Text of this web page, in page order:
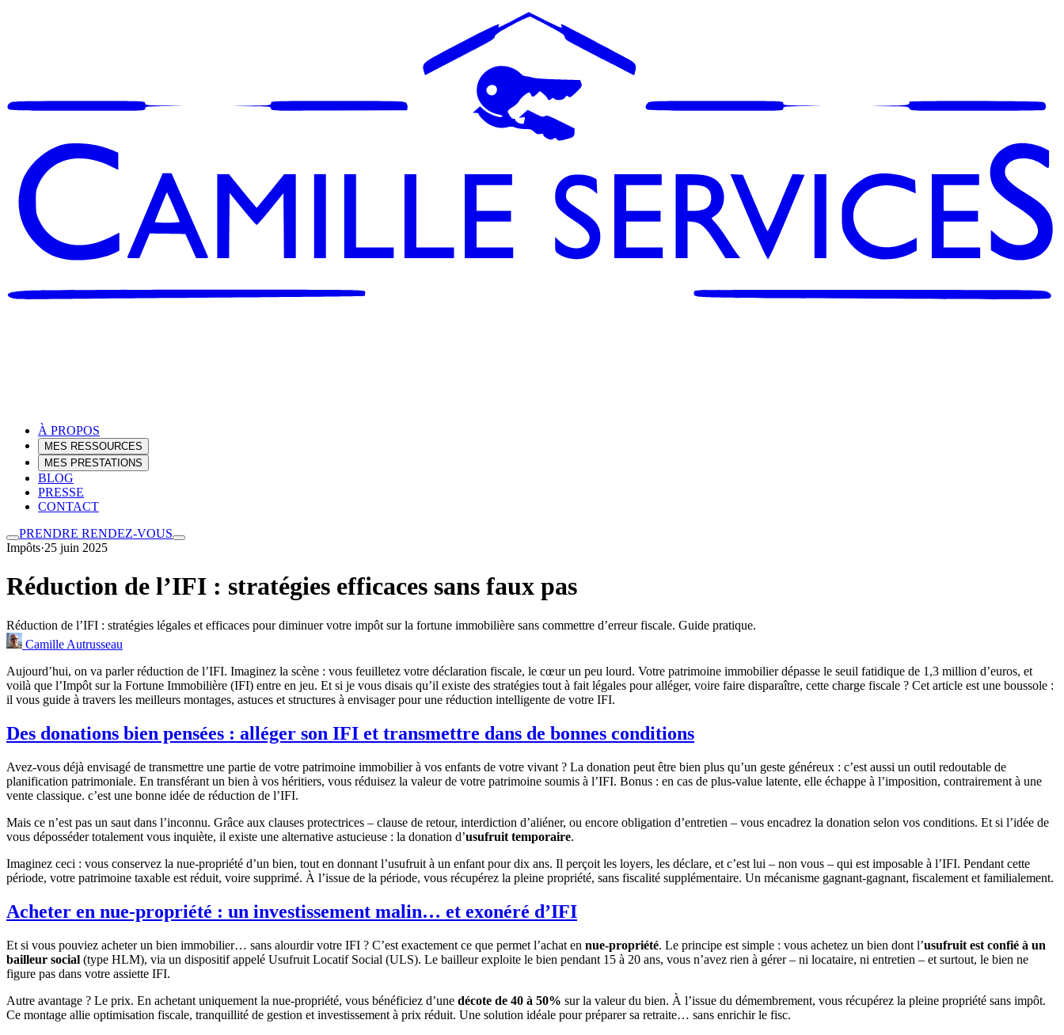
À PROPOS
MES RESSOURCES
MES PRESTATIONS
BLOG
PRESSE
CONTACT
PRENDRE RENDEZ-VOUS
Impôts·25 juin 2025
Réduction de l’IFI : stratégies efficaces sans faux pas
Réduction de l’IFI : stratégies légales et efficaces pour diminuer votre impôt sur la fortune immobilière sans commettre d’erreur fiscale. Guide pratique.
Camille Autrusseau
Aujourd’hui, on va parler réduction de l’IFI. Imaginez la scène : vous feuilletez votre déclaration fiscale, le cœur un peu lourd. Votre patrimoine immobilier dépasse le seuil fatidique de 1,3 million d’euros, et
voilà que l’Impôt sur la Fortune Immobilière (IFI) entre en jeu. Et si je vous disais qu’il existe des stratégies tout à fait légales pour alléger, voire faire disparaître, cette charge fiscale ? Cet article est une boussole :
il vous guide à travers les meilleurs montages, astuces et structures à envisager pour une réduction intelligente de votre IFI.
Des donations bien pensées : alléger son IFI et transmettre dans de bonnes conditions
Avez-vous déjà envisagé de transmettre une partie de votre patrimoine immobilier à vos enfants de votre vivant ? La donation peut être bien plus qu’un geste généreux : c’est aussi un outil redoutable de
planification patrimoniale. En transférant un bien à vos héritiers, vous réduisez la valeur de votre patrimoine soumis à l’IFI. Bonus : en cas de plus-value latente, elle échappe à l’imposition, contrairement à une
vente classique. c’est une bonne idée de réduction de l’IFI.
Mais ce n’est pas un saut dans l’inconnu. Grâce aux clauses protectrices – clause de retour, interdiction d’aliéner, ou encore obligation d’entretien – vous encadrez la donation selon vos conditions. Et si l’idée de
vous déposséder totalement vous inquiète, il existe une alternative astucieuse : la donation d’usufruit temporaire.
Imaginez ceci : vous conservez la nue-propriété d’un bien, tout en donnant l’usufruit à un enfant pour dix ans. Il perçoit les loyers, les déclare, et c’est lui – non vous – qui est imposable à l’IFI. Pendant cette
période, votre patrimoine taxable est réduit, voire supprimé. À l’issue de la période, vous récupérez la pleine propriété, sans fiscalité supplémentaire. Un mécanisme gagnant-gagnant, fiscalement et familialement.
Acheter en nue-propriété : un investissement malin… et exonéré d’IFI
Et si vous pouviez acheter un bien immobilier… sans alourdir votre IFI ? C’est exactement ce que permet l’achat en nue-propriété. Le principe est simple : vous achetez un bien dont l’usufruit est confié à un
bailleur social (type HLM), via un dispositif appelé Usufruit Locatif Social (ULS). Le bailleur exploite le bien pendant 15 à 20 ans, vous n’avez rien à gérer – ni locataire, ni entretien – et surtout, le bien ne
figure pas dans votre assiette IFI.
Autre avantage ? Le prix. En achetant uniquement la nue-propriété, vous bénéficiez d’une décote de 40 à 50% sur la valeur du bien. À l’issue du démembrement, vous récupérez la pleine propriété sans impôt.
Ce montage allie optimisation fiscale, tranquillité de gestion et investissement à prix réduit. Une solution idéale pour préparer sa retraite… sans enrichir le fisc.